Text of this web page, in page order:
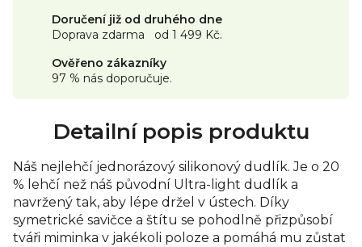
Doručení již od druhého dne
Doprava zdarma od 1 499 Kč.
Ověřeno zákazníky
97 % nás doporučuje.
Detailní popis produktu
Náš nejlehčí jednorázový silikonový dudlík. Je o 20
% lehčí než náš původní Ultra-light dudlík a
navržený tak, aby lépe držel v ústech. Díky
symetrické savičce a štítu se pohodlně přizpůsobí
tváři miminka v jakékoli poloze a pomáhá mu zůstat